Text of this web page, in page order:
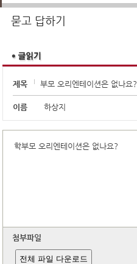
장학제도
생활안내
학교급식
행정서비스
학교운영위원회
묻고 답하기
제목 부모 오리엔테이션은 없나요?
이름 하상지
학부모 오리엔테이션은 없나요?
첨부파일
전체 파일 다운로드